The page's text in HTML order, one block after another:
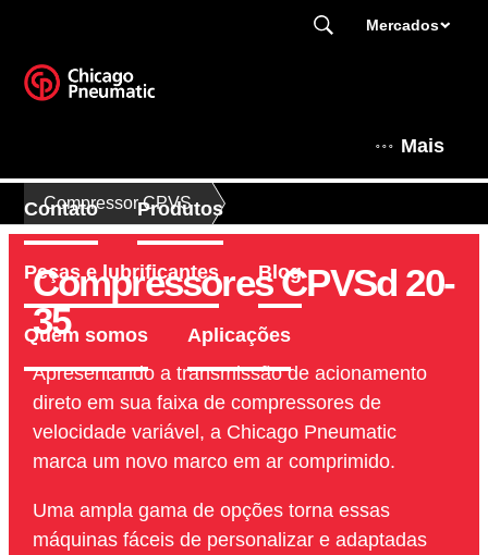
Mercados
Mais
Contato Produtos
Peças e lubrificantes Blog
Quem somos Aplicações
Compressor CPVS
Compressores CPVSd 20-
35
Apresentando a transmissão de acionamento
direto em sua faixa de compressores de
velocidade variável, a Chicago Pneumatic
marca um novo marco em ar comprimido.
Uma ampla gama de opções torna essas
máquinas fáceis de personalizar e adaptadas